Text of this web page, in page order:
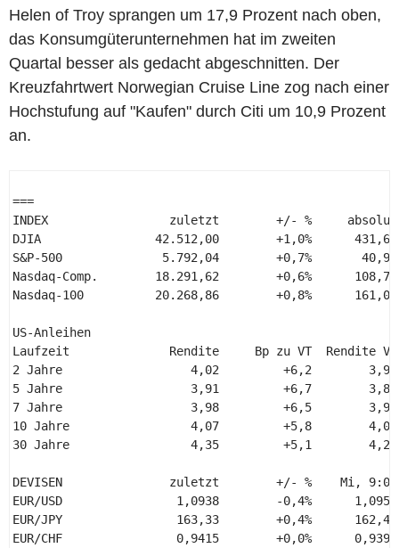
Helen of Troy sprangen um 17,9 Prozent nach oben,
das Konsumgüterunternehmen hat im zweiten
Quartal besser als gedacht abgeschnitten. Der
Kreuzfahrtwert Norwegian Cruise Line zog nach einer
Hochstufung auf "Kaufen" durch Citi um 10,9 Prozent
an.
===
INDEX                 zuletzt        +/- %     absolut
DJIA                42.512,00        +1,0%      431,63
S&P-500              5.792,04        +0,7%
Nasdaq-Comp.        18.291,62        +0,6%
Nasdaq-100          20.268,86        +0,8%
US-Anleihen
Laufzeit              Rendite     Bp zu VT  Rendite VT
2 Jahre                  4,02         +6,2
5 Jahre                  3,91         +6,7
7 Jahre                  3,98         +6,5
10 Jahre                 4,07         +5,8
30 Jahre                 4,35         +5,1
DEVISEN               zuletzt        +/- %    Mi, 9:07
EUR/USD                1,0938        -0,4%
EUR/JPY                163,33        +0,4%
EUR/CHF                0,9415        +0,0%